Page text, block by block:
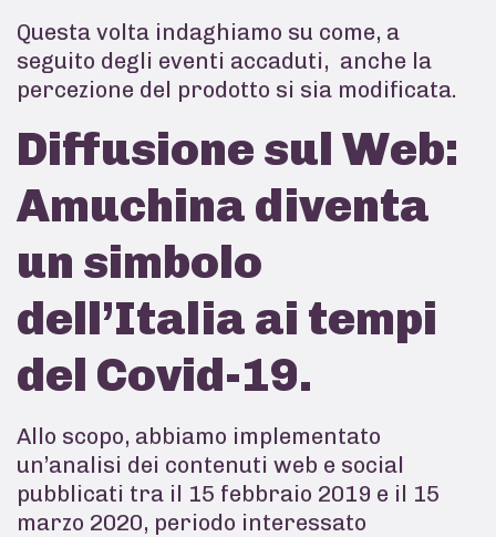
Questa volta indaghiamo su come, a
seguito degli eventi accaduti, anche la
percezione del prodotto si sia modificata.
Diffusione sul Web:
Amuchina diventa
un simbolo
dell’Italia ai tempi
del Covid-19.
Allo scopo, abbiamo implementato
un’analisi dei contenuti web e social
pubblicati tra il 15 febbraio 2019 e il 15
marzo 2020, periodo interessato